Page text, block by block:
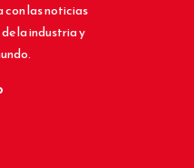
las noticias
la industria y